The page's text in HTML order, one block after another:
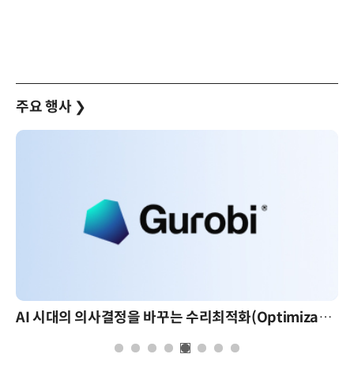
주요 행사 ❯
AI 시대의 의사결정을 바꾸는 수리최적화(Optimization): 실제 산업 적용 사례와 활용 전략